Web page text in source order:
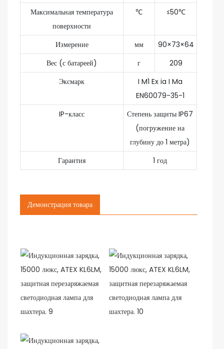
Максимальная температура
поверхности
℃ ≤50℃
Измерение мм
90×73×64
Вес (с батареей)
г
209
Эксмарк
I M1 Ex ia I Ma
EN60079-35-1
IP-класс
Степень защиты IP67
(погружение на
глубину до 1 метра)
Гарантия
1 год
Демонстрация товара